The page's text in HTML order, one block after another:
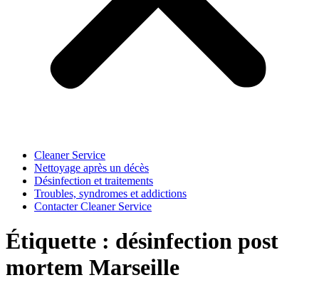
Cleaner Service
Nettoyage après un décès
Désinfection et traitements
Troubles, syndromes et addictions
Contacter Cleaner Service
Étiquette : désinfection post
mortem Marseille